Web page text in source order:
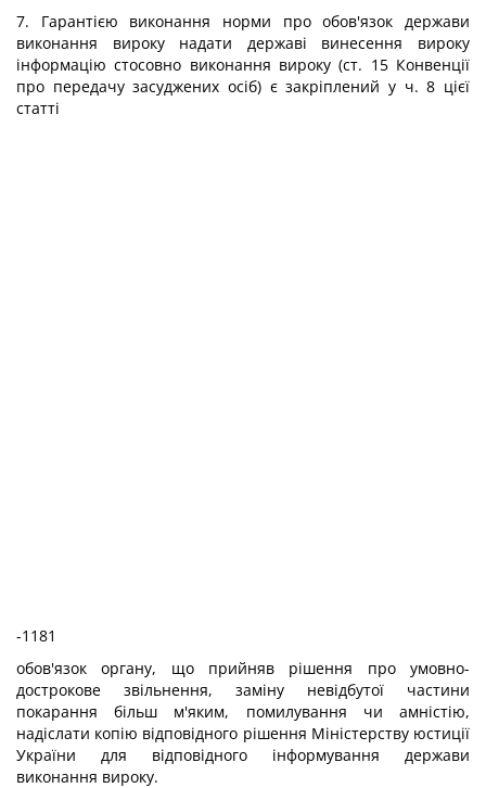
7. Гарантією виконання норми про обов'язок держави
виконання вироку надати державі винесення вироку
інформацію стосовно виконання вироку (ст. 15 Конвенції
про передачу засуджених осіб) є закріплений у ч. 8 цієї
статті
-1181
обов'язок органу, що прийняв рішення про умовно-
дострокове звільнення, заміну невідбутої частини
покарання більш м'яким, помилування чи амністію,
надіслати копію відповідного рішення Міністерству юстиції
України для відповідного інформування держави
виконання вироку.